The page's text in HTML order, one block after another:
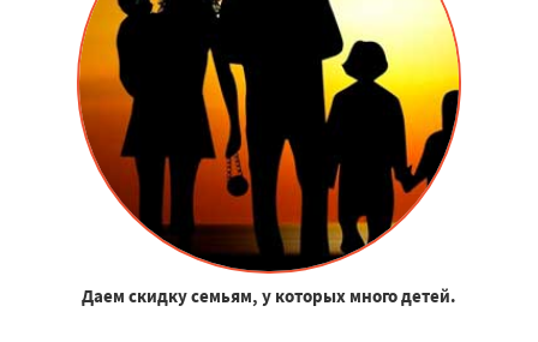
Даем скидку семьям, у которых много детей.